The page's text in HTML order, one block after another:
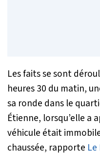
Les faits se sont
heures 30 du matin,
sa ronde dans le
Étienne, lorsqu’elle a
véhicule était
chaussée, rapporte